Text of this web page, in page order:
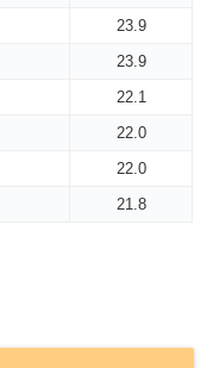
23.9
23.9
22.1
22.0
22.0
21.8